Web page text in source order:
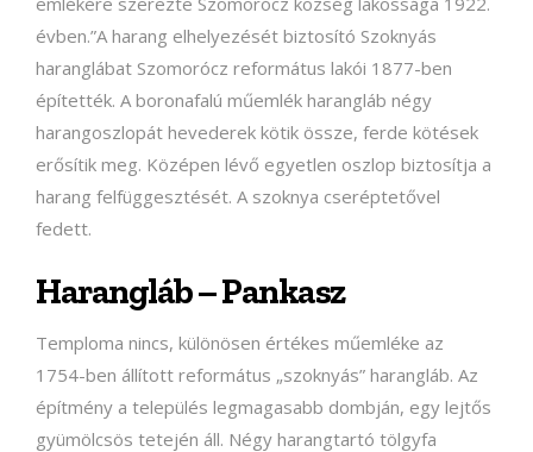
évben.”A harang elhelyezését biztosító Szoknyás
haranglábat Szomorócz református lakói 1877-ben
építették. A boronafalú műemlék harangláb négy
harangoszlopát hevederek kötik össze, ferde kötések
erősítik meg. Középen lévő egyetlen oszlop biztosítja a
harang felfüggesztését. A szoknya cseréptetővel
fedett.
Harangláb – Pankasz
Temploma nincs, különösen értékes műemléke az
1754-ben állított református „szoknyás” harangláb. Az
építmény a település legmagasabb dombján, egy lejtős
gyümölcsös tetején áll. Négy harangtartó tölgyfa